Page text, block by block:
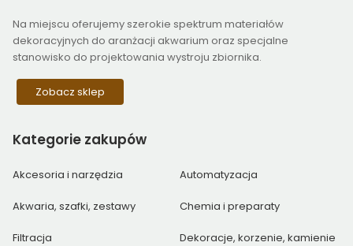
Na miejscu oferujemy szerokie spektrum materiałów
dekoracyjnych do aranżacji akwarium oraz specjalne
stanowisko do projektowania wystroju zbiornika.
Zobacz sklep
Kategorie zakupów
Akcesoria i narzędzia Automatyzacja
Akwaria, szafki, zestawy Chemia i preparaty
Filtracja Dekoracje, korzenie, kamienie